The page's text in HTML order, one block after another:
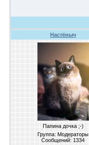
Настёныч
Папина дочка ;-)
Группа: Модераторы
Сообщений: 1334